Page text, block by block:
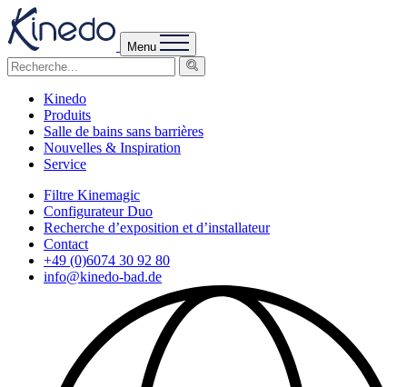
Menu
Kinedo
Produits
Salle de bains sans barrières
Nouvelles & Inspiration
Service
Filtre Kinemagic
Configurateur Duo
Recherche d’exposition et d’installateur
Contact
+49 (0)6074 30 92 80
info@kinedo-bad.de